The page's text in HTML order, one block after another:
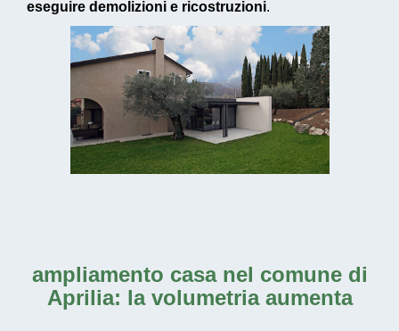
eseguire demolizioni e ricostruzioni.
ampliamento casa nel comune di
Aprilia: la volumetria aumenta